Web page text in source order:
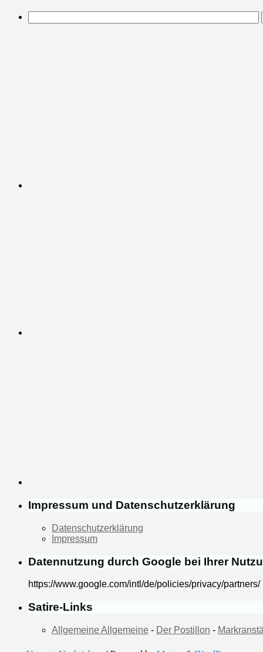
Impressum und Datenschutzerklärung
Datenschutzerklärung
Impressum
Datennutzung durch Google bei Ihrer
https://www.google.com/intl/de/policies/privacy/partners/
Satire-Links
Allgemeine Allgemeine - Der Postillon -